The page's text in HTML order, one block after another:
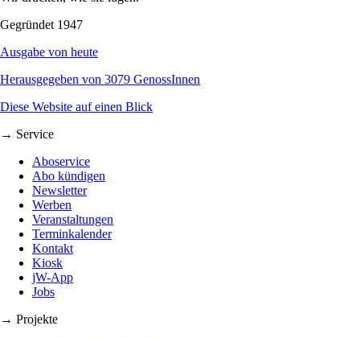
Gegründet 1947
Ausgabe von heute
Herausgegeben von 3079 GenossInnen
Diese Website auf einen Blick
→ Service
Aboservice
Abo kündigen
Newsletter
Werben
Veranstaltungen
Terminkalender
Kontakt
Kiosk
jW-App
Jobs
→ Projekte